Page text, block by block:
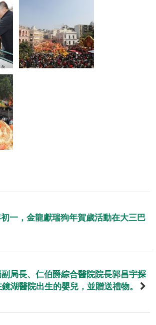
一，金龍獻瑞狗年賀歲活動在大三巴
局長、仁伯爵綜合醫院院長郭昌宇探
湖醫院出生的嬰兒，並贈送禮物。